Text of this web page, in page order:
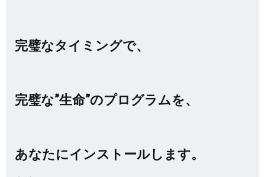
完璧なタイミングで、
完璧な”生命”のプログラムを、
あなたにインストールします。